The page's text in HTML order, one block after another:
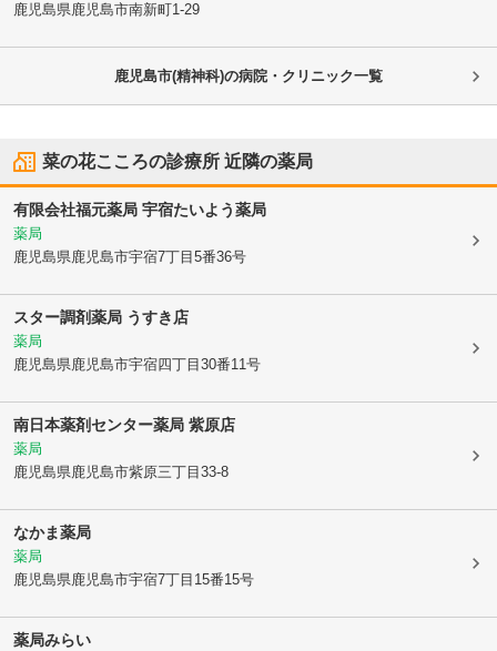
鹿児島県鹿児島市南新町1-29
鹿児島市(精神科)の病院・クリニック一覧
菜の花こころの診療所 近隣の薬局
有限会社福元薬局 宇宿たいよう薬局
薬局
鹿児島県鹿児島市宇宿7丁目5番36号
スター調剤薬局 うすき店
薬局
鹿児島県鹿児島市宇宿四丁目30番11号
南日本薬剤センター薬局 紫原店
薬局
鹿児島県鹿児島市紫原三丁目33-8
なかま薬局
薬局
鹿児島県鹿児島市宇宿7丁目15番15号
薬局みらい